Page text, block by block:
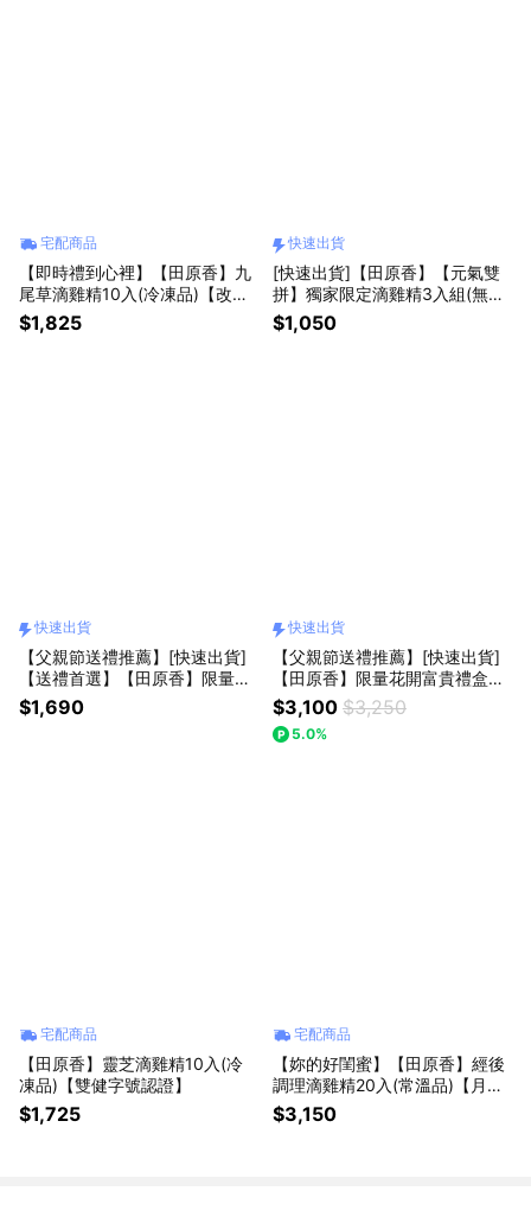
宅配商品
【即時禮到心裡】【田原香】九
尾草滴雞精10入(冷凍品)【改善
胃口】
$1,825
快速出貨
[快速出貨]【田原香】【元氣雙
拼】獨家限定滴雞精3入組(無藥
材)+元氣美人茶(6入) [常溫品]
$1,050
快速出貨
【父親節送禮推薦】[快速出貨]
【送禮首選】【田原香】限量花
開富貴常溫滴雞精禮盒 (10入)
$1,690
快速出貨
【父親節送禮推薦】[快速出貨]
【田原香】限量花開富貴禮盒
(常溫滴雞精 20入)精緻送禮送入
心
$3,100 $3,250
5.0%
宅配商品
【田原香】靈芝滴雞精10入(冷
凍品)【雙健字號認證】
$1,725
宅配商品
【妳的好閨蜜】【田原香】經後
調理滴雞精20入(常溫品)【月來
月順 啟動美力循環】
$3,150